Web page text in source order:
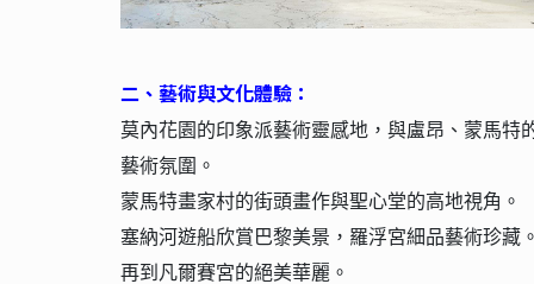
二、 藝術與文化體驗：
莫內花園的印象派藝術靈感地，與盧昂、蒙馬特
藝術氛圍。
蒙馬特畫家村的街頭畫作與聖心堂的高地視角。
塞納河遊船欣賞巴黎美景，羅浮宮細品藝術珍藏
再到凡爾賽宮的絕美華麗。